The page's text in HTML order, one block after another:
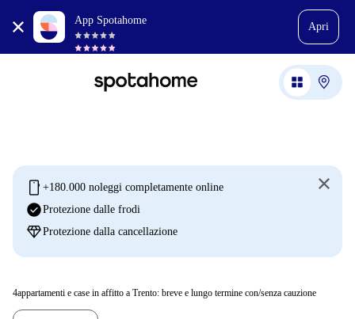
App Spotahome
Apri
mobile +180.000 noleggi completamente online
check_circleProtezione dalle frodi
diamondProtezione dalla cancellazione
4appartamenti e case in affitto a Trento: breve e lungo termine con/senza cauzione